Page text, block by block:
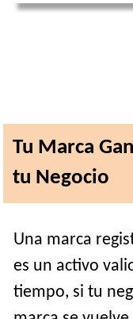
Tu Marca
tu Negocio
Una marca
es un activo
tiempo, si tu